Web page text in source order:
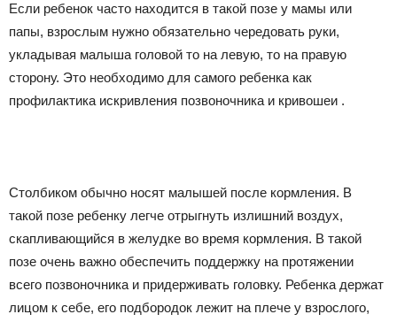
Если ребенок часто находится в такой позе у мамы или
папы, взрослым нужно обязательно чередовать руки,
укладывая малыша головой то на левую, то на правую
сторону. Это необходимо для самого ребенка как
профилактика искривления позвоночника и кривошеи .
Столбиком обычно носят малышей после кормления. В
такой позе ребенку легче отрыгнуть излишний воздух,
скапливающийся в желудке во время кормления. В такой
позе очень важно обеспечить поддержку на протяжении
всего позвоночника и придерживать головку. Ребенка держат
лицом к себе, его подбородок лежит на плече у взрослого,